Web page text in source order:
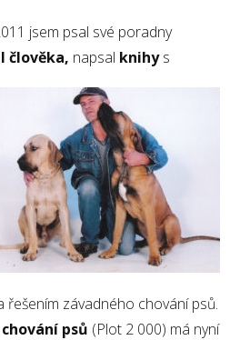
jsem psal své poradny
člověka, napsal knihys
řešením závadného chování psů.
psů (Plot 2 000) má nyní